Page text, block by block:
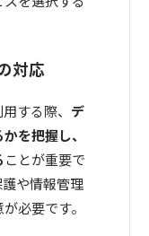
対応
する際、 デ
を把握し、
ことが重要で
や情報管理
必要です。